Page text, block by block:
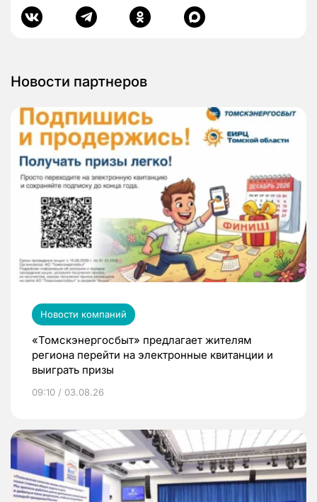
Новости партнеров
Новости компаний
«Томскэнергосбыт» предлагает жителям
региона перейти на электронные квитанции и
выиграть призы
09:10 / 03.08.26